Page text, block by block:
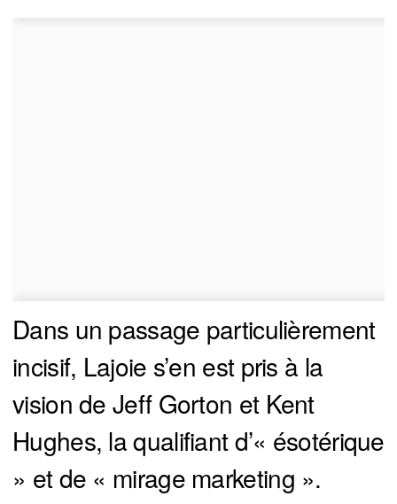
Dans un passage particulièrement
incisif, Lajoie s’en est pris à la
vision de Jeff Gorton et Kent
Hughes, la qualifiant d’« ésotérique
» et de « mirage marketing ».